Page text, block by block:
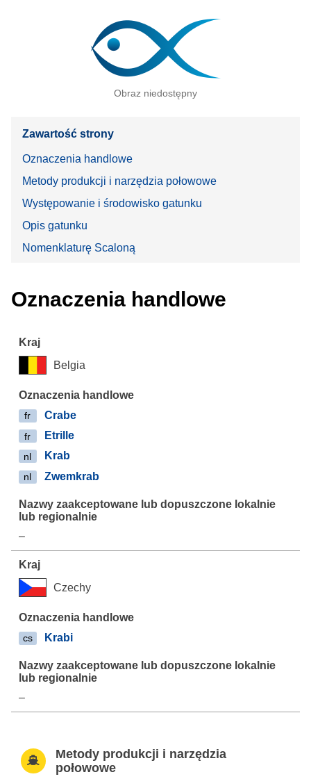
Obraz niedostępny
Zawartość strony
Oznaczenia handlowe
Metody produkcji i narzędzia połowowe
Występowanie i środowisko gatunku
Opis gatunku
Nomenklaturę Scaloną
Oznaczenia handlowe
Belgia
fr Crabe
fr Etrille
nl Krab
nl Zwemkrab
–
Czechy
cs Krabi
–
Metody produkcji i narzędzia
połowowe